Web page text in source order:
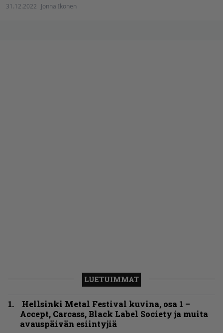
31.12.2022 Jonna Ikonen
LUETUIMMAT
Hellsinki Metal Festival kuvina, osa 1 –
Accept, Carcass, Black Label Society ja muita
avauspäivän esiintyjiä